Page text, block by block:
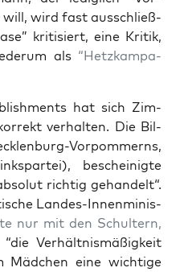
wird fast aus­schließ­
kri­ti­siert, eine Kri­tik,
als “Hetz­kam­pa­
hat sich Zim­
ver­hal­ten. Die Bil­
Vor­pom­merns,
beschei­nig­te
rich­tig gehan­delt“.
Lan­des-Innen­mi­nis­
nur mit den Schul­tern,
Ver­hält­nis­mä­ßig­keit
eine wich­ti­ge